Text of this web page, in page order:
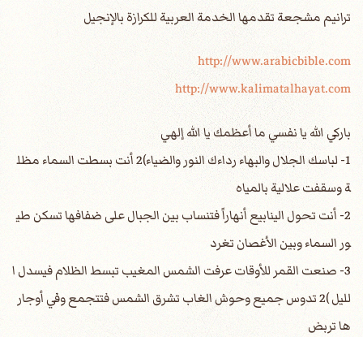
http://www.arabicbible.com
http://www.kalimatalhayat.com
باركي الله يا نفسي ما أعظمك يا الله إلهي
1- لباسك الجلال والبهاء رداءك النور والضياء)2 أنت بسطت السماء مظل
ة وسقفت علالية بالمياه
2- أنت تحول الينابيع أنهاراً فتنساب بين الجبال على ضفافها تسكن طي
ور السماء وبين الأغصان تغرد
3- صنعت القمر للأوقات عرفت الشمس المغيب تبسط الظلام فيسدل ا
لليل )2 تدوس جميع وحوش الغاب تشرق الشمس فتتجمع وفي أوجار
ها تربض